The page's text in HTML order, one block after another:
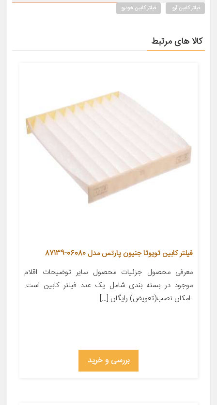
فیلتر کابین آرو فیلتر کابین خودرو
کالا های مرتبط
فیلتر کابین تویوتا جنیون پارتس مدل 06080-87139
معرفی محصول جزئیات محصول سایر توضیحات اقلام
موجود در بسته بندی شامل یک عدد فیلتر کابین است.
-امکان نصب(تعویض) رایگان […]
بررسی و خرید